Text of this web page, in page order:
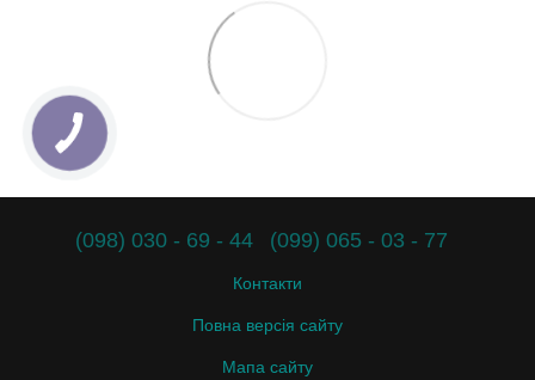
(098) 030 - 69 - 44 (099) 065 - 03 - 77
Контакти
Повна версія сайту
Мапа сайту